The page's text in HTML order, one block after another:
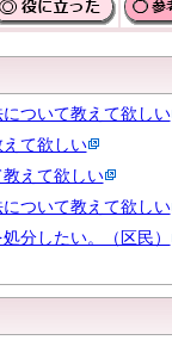
ついて教えて欲しい
て欲しい
えて欲しい
ついて教えて欲しい
分したい。（区民）